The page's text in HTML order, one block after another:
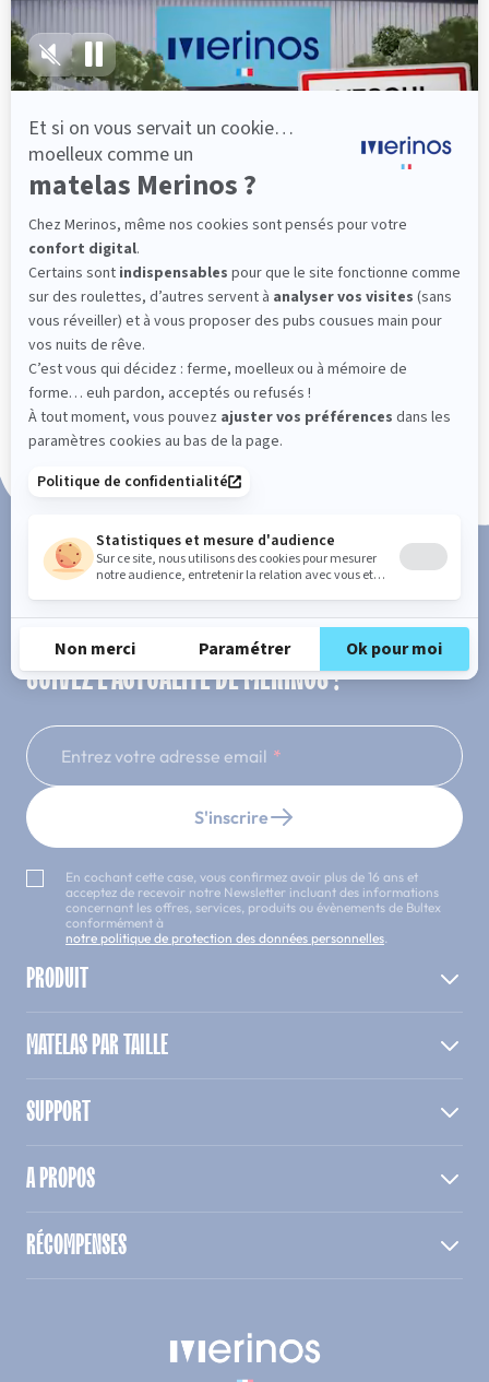
Découvrir
Fabrication Française
101 nuits d'essai*
Paiement en 3x ou 4x sans frais
SUIVEZ L'ACTUALITÉ DE MERINOS !
Entrez votre adresse email
S'inscrire
En cochant cette case, vous confirmez avoir plus de 16 ans et
acceptez de recevoir notre Newsletter incluant des informations
concernant les offres, services, produits ou évènements de Bultex
conformément à
notre politique de protection des données personnelles.
PRODUIT
MATELAS PAR TAILLE
SUPPORT
A PROPOS
RÉCOMPENSES